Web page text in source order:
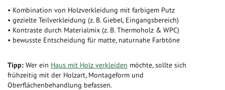
• Kombination von Holzverkleidung mit farbigem Putz
• gezielte Teilverkleidung (z. B. Giebel, Eingangsbereich)
• Kontraste durch Materialmix (z. B. Thermoholz & WPC)
• bewusste Entscheidung für matte, naturnahe Farbtöne
Tipp: Wer ein Haus mit Holz verkleiden möchte, sollte sich
frühzeitig mit der Holzart, Montageform und
Oberflächenbehandlung befassen.